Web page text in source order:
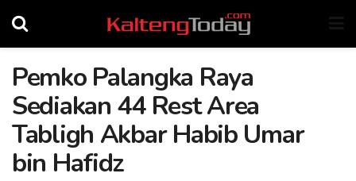
Pemko Palangka Raya
Sediakan 44 Rest Area
Tabligh Akbar Habib Umar
bin Hafidz